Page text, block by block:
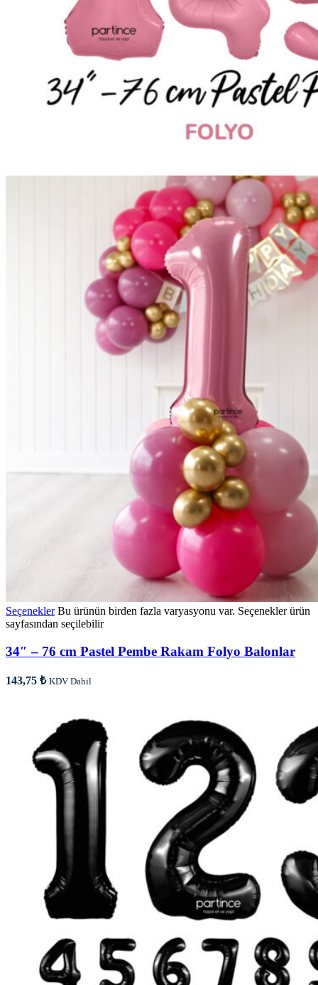
SeçeneklerBu ürünün birden fazla varyasyonu var. Seçenekler ürün
sayfasından seçilebilir
34″ – 76 cm Pastel Pembe Rakam Folyo Balonlar
143,75 ₺ KDV Dahil